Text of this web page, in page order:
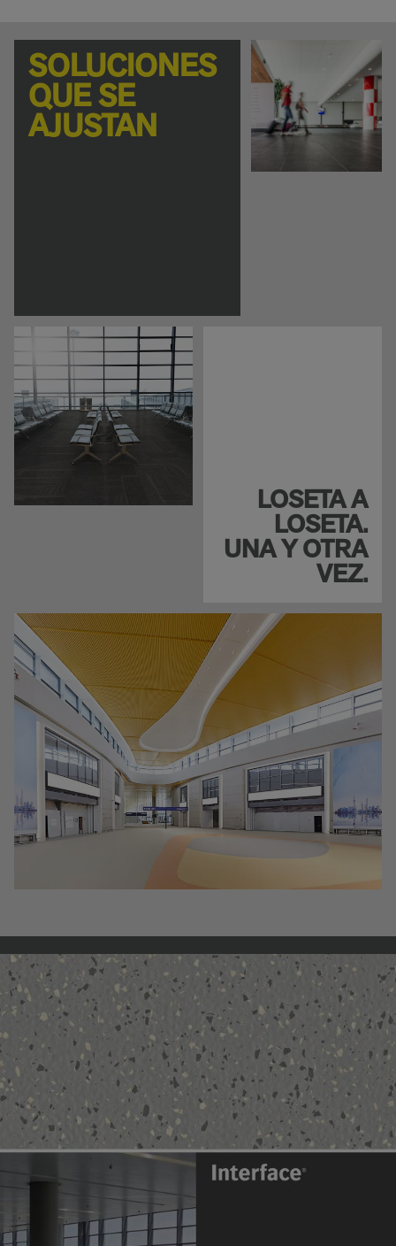
SOLUCIONES
QUE SE
AJUSTAN
LOSETA A
LOSETA.
UNA Y OTRA
VEZ.